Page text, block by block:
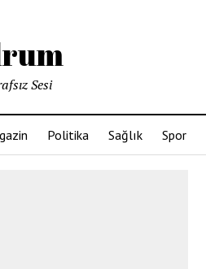
Sesi
Politika Sağlık Spor